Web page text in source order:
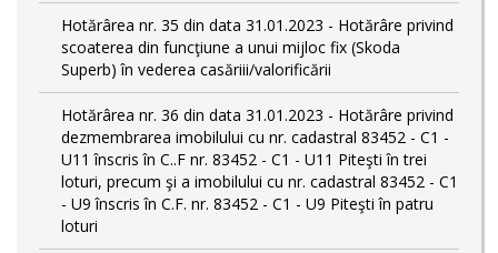
Hotărârea nr. 35 din data 31.01.2023 - Hotărâre privind
scoaterea din funcţiune a unui mijloc fix (Skoda
Superb) în vederea casăriii/valorificării
Hotărârea nr. 36 din data 31.01.2023 - Hotărâre privind
dezmembrarea imobilului cu nr. cadastral 83452 - C1 -
U11 înscris în C..F nr. 83452 - C1 - U11 Piteşti în trei
loturi, precum şi a imobilului cu nr. cadastral 83452 - C1
- U9 înscris în C.F. nr. 83452 - C1 - U9 Piteşti în patru
loturi